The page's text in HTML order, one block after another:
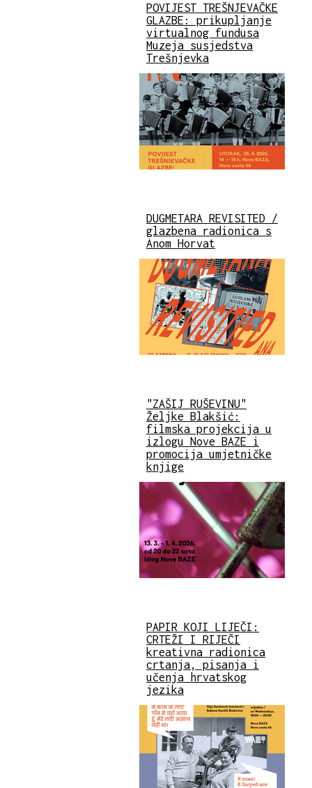
POVIJEST TREŠNJEVAČKE
GLAZBE: prikupljanje
virtualnog fundusa
Muzeja susjedstva
Trešnjevka
DUGMETARA REVISITED /
glazbena radionica s
Anom Horvat
"ZAŠIJ RUŠEVINU"
Željke Blakšić:
filmska projekcija u
izlogu Nove BAZE i
promocija umjetničke
knjige
PAPIR KOJI LIJEČI:
CRTEŽI I RIJEČI
kreativna radionica
crtanja, pisanja i
učenja hrvatskog
jezika